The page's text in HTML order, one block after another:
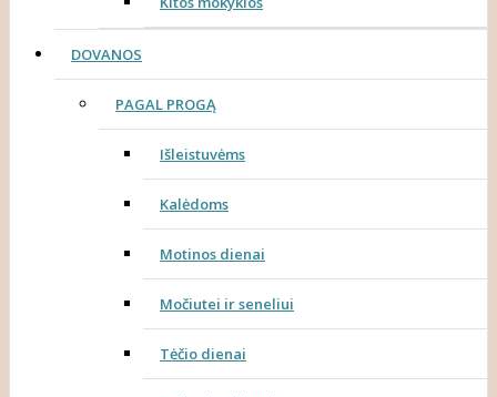
DOVANOS
PAGAL PROGĄ
Išleistuvėms
Kalėdoms
Motinos dienai
Močiutei ir seneliui
Tėčio dienai